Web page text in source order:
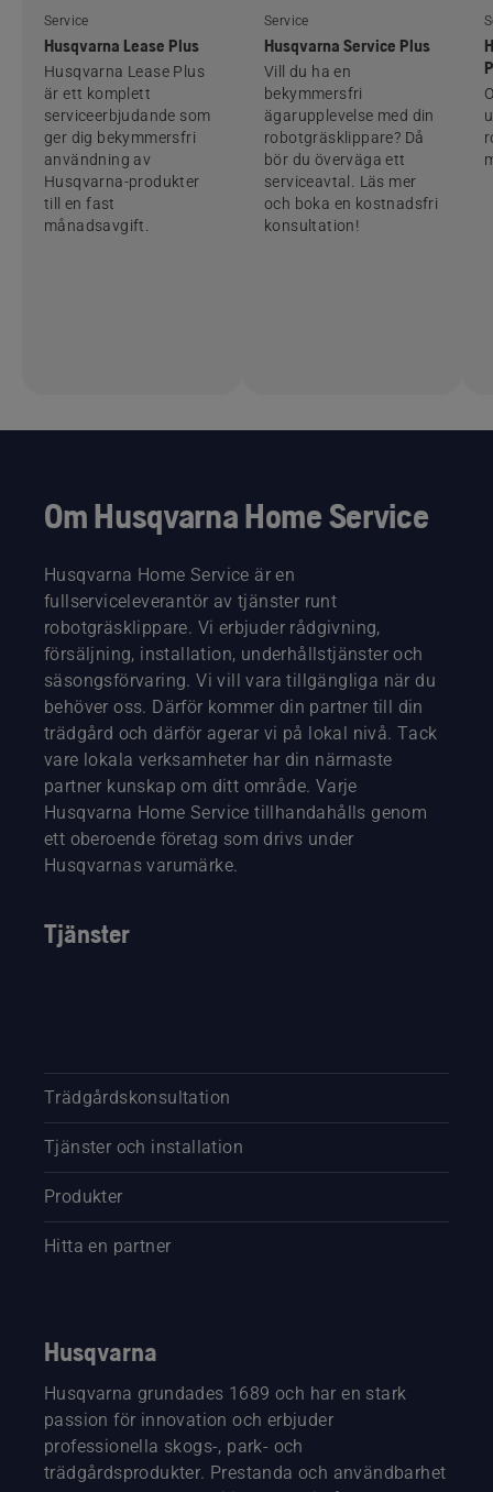
Service
Husqvarna Lease Plus
Husqvarna Lease Plus
är ett komplett
serviceerbjudande som
ger dig bekymmersfri
användning av
Husqvarna-produkter
till en fast
månadsavgift.
Service
Husqvarna Service Plus
Vill du ha en
bekymmersfri
ägarupplevelse med din
robotgräsklippare? Då
bör du överväga ett
serviceavtal. Läs mer
och boka en kostnadsfri
konsultation!
Om Husqvarna Home Service
Husqvarna Home Service är en
fullserviceleverantör av tjänster runt
robotgräsklippare. Vi erbjuder rådgivning,
försäljning, installation, underhållstjänster och
säsongsförvaring. Vi vill vara tillgängliga när du
behöver oss. Därför kommer din partner till din
trädgård och därför agerar vi på lokal nivå. Tack
vare lokala verksamheter har din närmaste
partner kunskap om ditt område. Varje
Husqvarna Home Service tillhandahålls genom
ett oberoende företag som drivs under
Husqvarnas varumärke.
Tjänster
Trädgårdskonsultation
Tjänster och installation
Produkter
Hitta en partner
Husqvarna
Husqvarna grundades 1689 och har en stark
passion för innovation och erbjuder
professionella skogs-, park- och
trädgårdsprodukter. Prestanda och användbarhet